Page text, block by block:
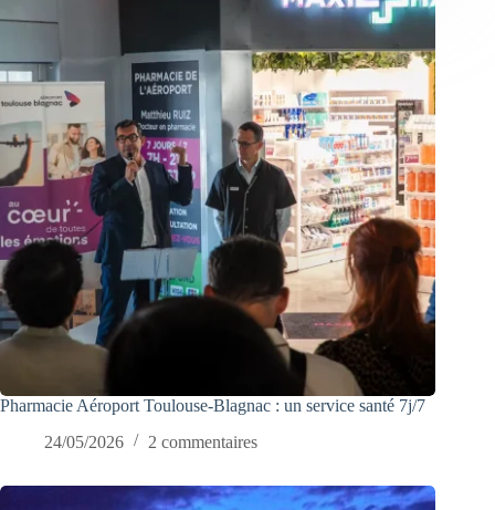
Pharmacie Aéroport Toulouse-Blagnac : un service santé 7j/7
24/05/2026
2 commentaires